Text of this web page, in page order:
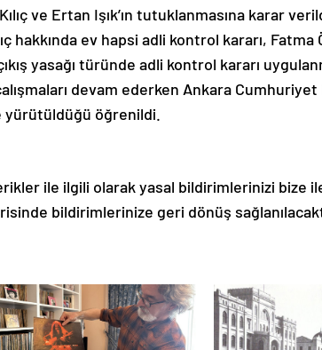
ve Ertan Işık’ın tutuklanmasına karar
hakkında ev hapsi adli kontrol kararı, Fatma
yasağı türünde adli kontrol kararı
devam ederken Ankara Cumhuriyet
yürütüldüğü öğrenildi.
ile ilgili olarak yasal bildirimlerinizi bize
bildirimlerinize geri dönüş